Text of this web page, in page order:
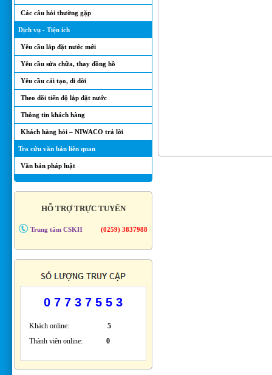
Các câu hỏi thường gặp
Dịch vụ - Tiện ích
Yêu cầu lắp đặt nước mới
Yêu cầu sửa chữa, thay đồng hồ
Yêu cầu cải tạo, di dời
Theo dõi tiến độ lắp đặt nước
Thông tin khách hàng
Khách hàng hỏi – NIWACO trả lời
Tra cứu văn bản liên quan
Văn bản pháp luật
HỖ TRỢ TRỰC TUYẾN
Trung tâm CSKH (0259) 3837988
0 7 7 3 7 5 5 3
Khách online: 5
Thành viên online: 0